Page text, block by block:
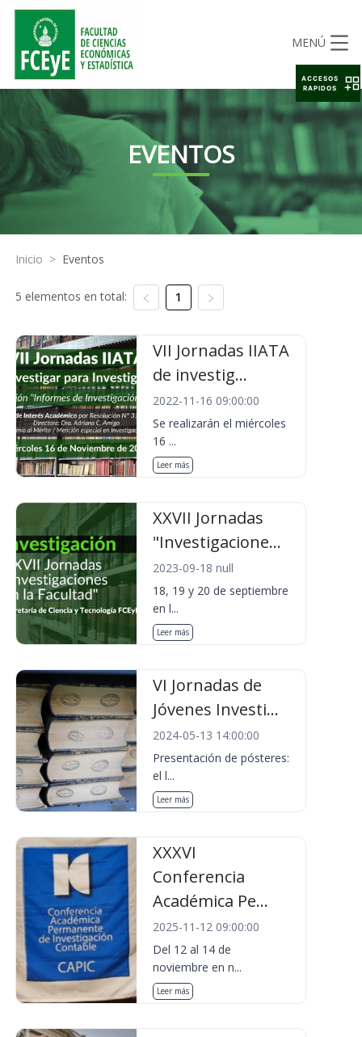
MENÚ
EVENTOS
Inicio > Eventos
5 elementos en total: 1
VII Jornadas IIATA
de investig...
2022-11-16 09:00:00
Se realizarán el miércoles
16 ...
Leer más
XXVII Jornadas
"Investigacione...
2023-09-18 null
18, 19 y 20 de septiembre
en l...
Leer más
VI Jornadas de
Jóvenes Investi...
2024-05-13 14:00:00
Presentación de pósteres:
el l...
Leer más
XXXVI
Conferencia
Académica Pe...
2025-11-12 09:00:00
Del 12 al 14 de
noviembre en n...
Leer más
ACCESOS
RAPIDOS